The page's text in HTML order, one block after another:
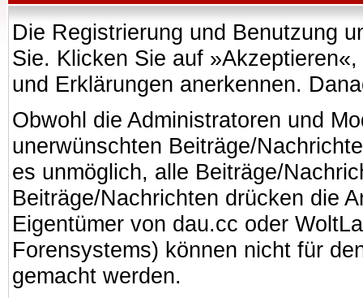
Die Registrierung und Benutzung
Sie. Klicken Sie auf
und Erklärungen anerkennen.
Obwohl die Administratoren und
unerwünschten Beiträge/
es unmöglich, alle Beiträge/
Beiträge/Nachrichten drücken die
Eigentümer von dau.cc oder
Forensystems) können nicht für
gemacht werden.